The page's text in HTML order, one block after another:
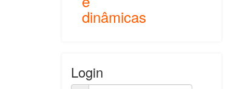
dinâmicas
Login